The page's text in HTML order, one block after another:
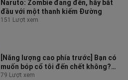
Naruto: Zombie đang đến, hãy bắt
đầu với một thanh kiếm Đường
151 Lượt xem
[Năng lượng cao phía trước] Bạn có
muốn bóp cổ tôi đến chết không?
Này này
79 Lượt xem